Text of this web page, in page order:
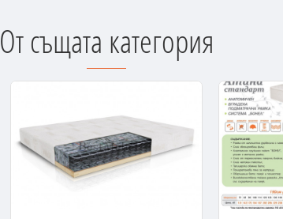
От същата категория